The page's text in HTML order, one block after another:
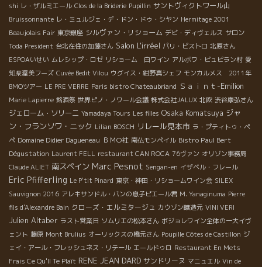
shi レ・ザルミエール Clos de la Briderie Pupillin サントヴィクトワール山
Bruissonnante レ・ミュルジェ・デ・ドン・ドゥ・シヤン Hermitage 2001
Beaujolais Fair 東京銀座 シルヴァン・リショーム デビ・ディヴェルス サロン
Toda President 台北在住の加藤さん Salon L'irréel パリ・ビストロ 北原さん
ESPOAいせい ムレシップ・ロゼ リショーム 白ワイン アルボワ・ピュピラン村 愛
知県渥美フーズ Cuvée Bedit Vilou ウグイス・紺野真シェフ モンカルメス 2011年
BMOツアー LE PRE VERRE Paris bistro Chateaubriand Ｓａｉｎｔ-Emilion
Marie Lapierre 銘酒祭 世界ピノ・ノワール会議 株式会社JALUX 北欧 渋谷康弘さん
ジェローム・ソリーニ Yamadaya Tours Les filles Osaka Komatsuya ジャ
ン・フランソワ・ニック Lilian BOSCH リレール見本市 ラ・プティトゥ・ペ
ペ Domaine Didier Dagueneau ＢＭО社 南仏モンペイル Bistro Paul Bert
Dégustation Laurent FELL restaurant CAN ROCA 76ヴァン オリゾン事務局
Claude ALIET 南スペイン Marc Pesnot Sengan-en イザベル・フレール
Eric Pfifferling Le P'tit Pinard 東京・神田・リショームワイン会 SILEX
Sauvignon 2016 アレキサンドル・バンの息子ピエール君 M. Yanaginuma Pierre
fils d'Alexandre Bain クローズ・エルミタージュ カウゾン醸造元 VINI VERI
Julien Altaber ラスト営業日 ソムリエの松本さん ボジョレワイン全体の一大イヴ
ェント 藤原 Mont Brulius オーリックスの橋元さん Poupille Côtes de Castillon ジ
ェイ・アール・フレッシュネス・リテール エールドゥロ Restaurant En Mets
Frais Ce Qu'Il Te Plaît RENE JEAN DARD サンドリーヌ マニュエル Vin de